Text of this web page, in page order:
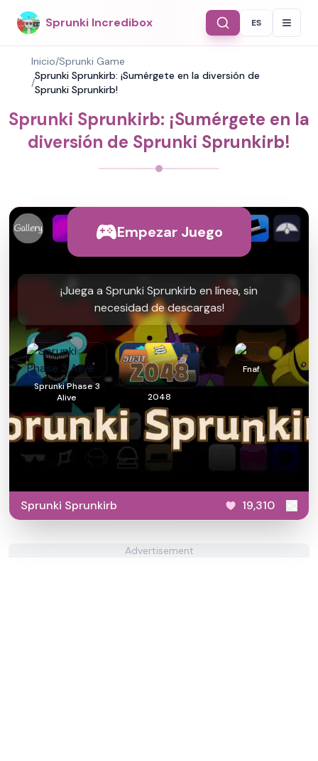
Sprunki Incredibox Select
ES
Inicio/Sprunki Game
/
Sprunki Sprunkirb: ¡Sumérgete en la diversión de
Sprunki Sprunkirb!
Sprunki Sprunkirb: ¡Sumérgete en la
diversión de Sprunki Sprunkirb!
Empezar Juego
¡Juega a Sprunki Sprunkirb en línea, sin
necesidad de descargas!
Sprunki Phase 3
Alive
2048
Fnaf
Sprunki Sprunkirb 19,310
Advertisement